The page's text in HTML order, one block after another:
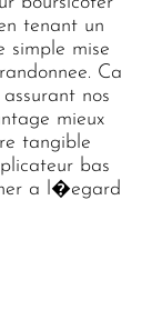
tenant un
simple mise
Ca
nos
mieux
tangible
bas
a l�egard